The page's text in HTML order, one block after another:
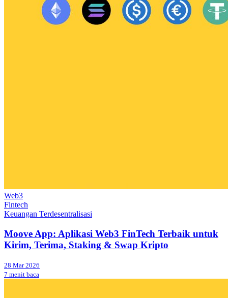
Web3
Fintech
Keuangan Terdesentralisasi
Moove App: Aplikasi Web3 FinTech Terbaik untuk
Kirim, Terima, Staking & Swap Kripto
28 Mar 2026
7 menit baca